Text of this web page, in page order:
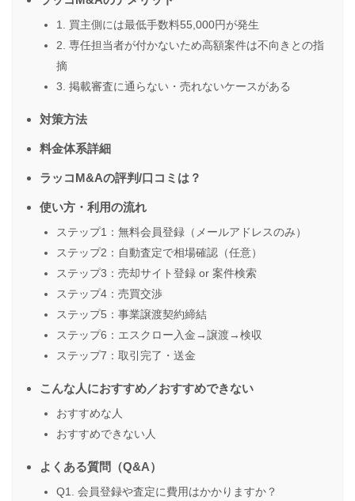
1. 買主側には最低手数料55,000円が発生
2. 専任担当者が付かないため高額案件は不向きとの指
摘
3. 掲載審査に通らない・売れないケースがある
対策方法
料金体系詳細
ラッコM&Aの評判/口コミは？
使い方・利用の流れ
ステップ1：無料会員登録（メールアドレスのみ）
ステップ2：自動査定で相場確認（任意）
ステップ3：売却サイト登録 or 案件検索
ステップ4：売買交渉
ステップ5：事業譲渡契約締結
ステップ6：エスクロー入金→譲渡→検収
ステップ7：取引完了・送金
こんな人におすすめ／おすすめできない
おすすめな人
おすすめできない人
よくある質問（Q&A）
Q1. 会員登録や査定に費用はかかりますか？